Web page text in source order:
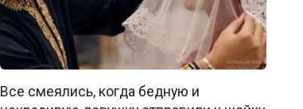
Все смеялись, когда бедную и